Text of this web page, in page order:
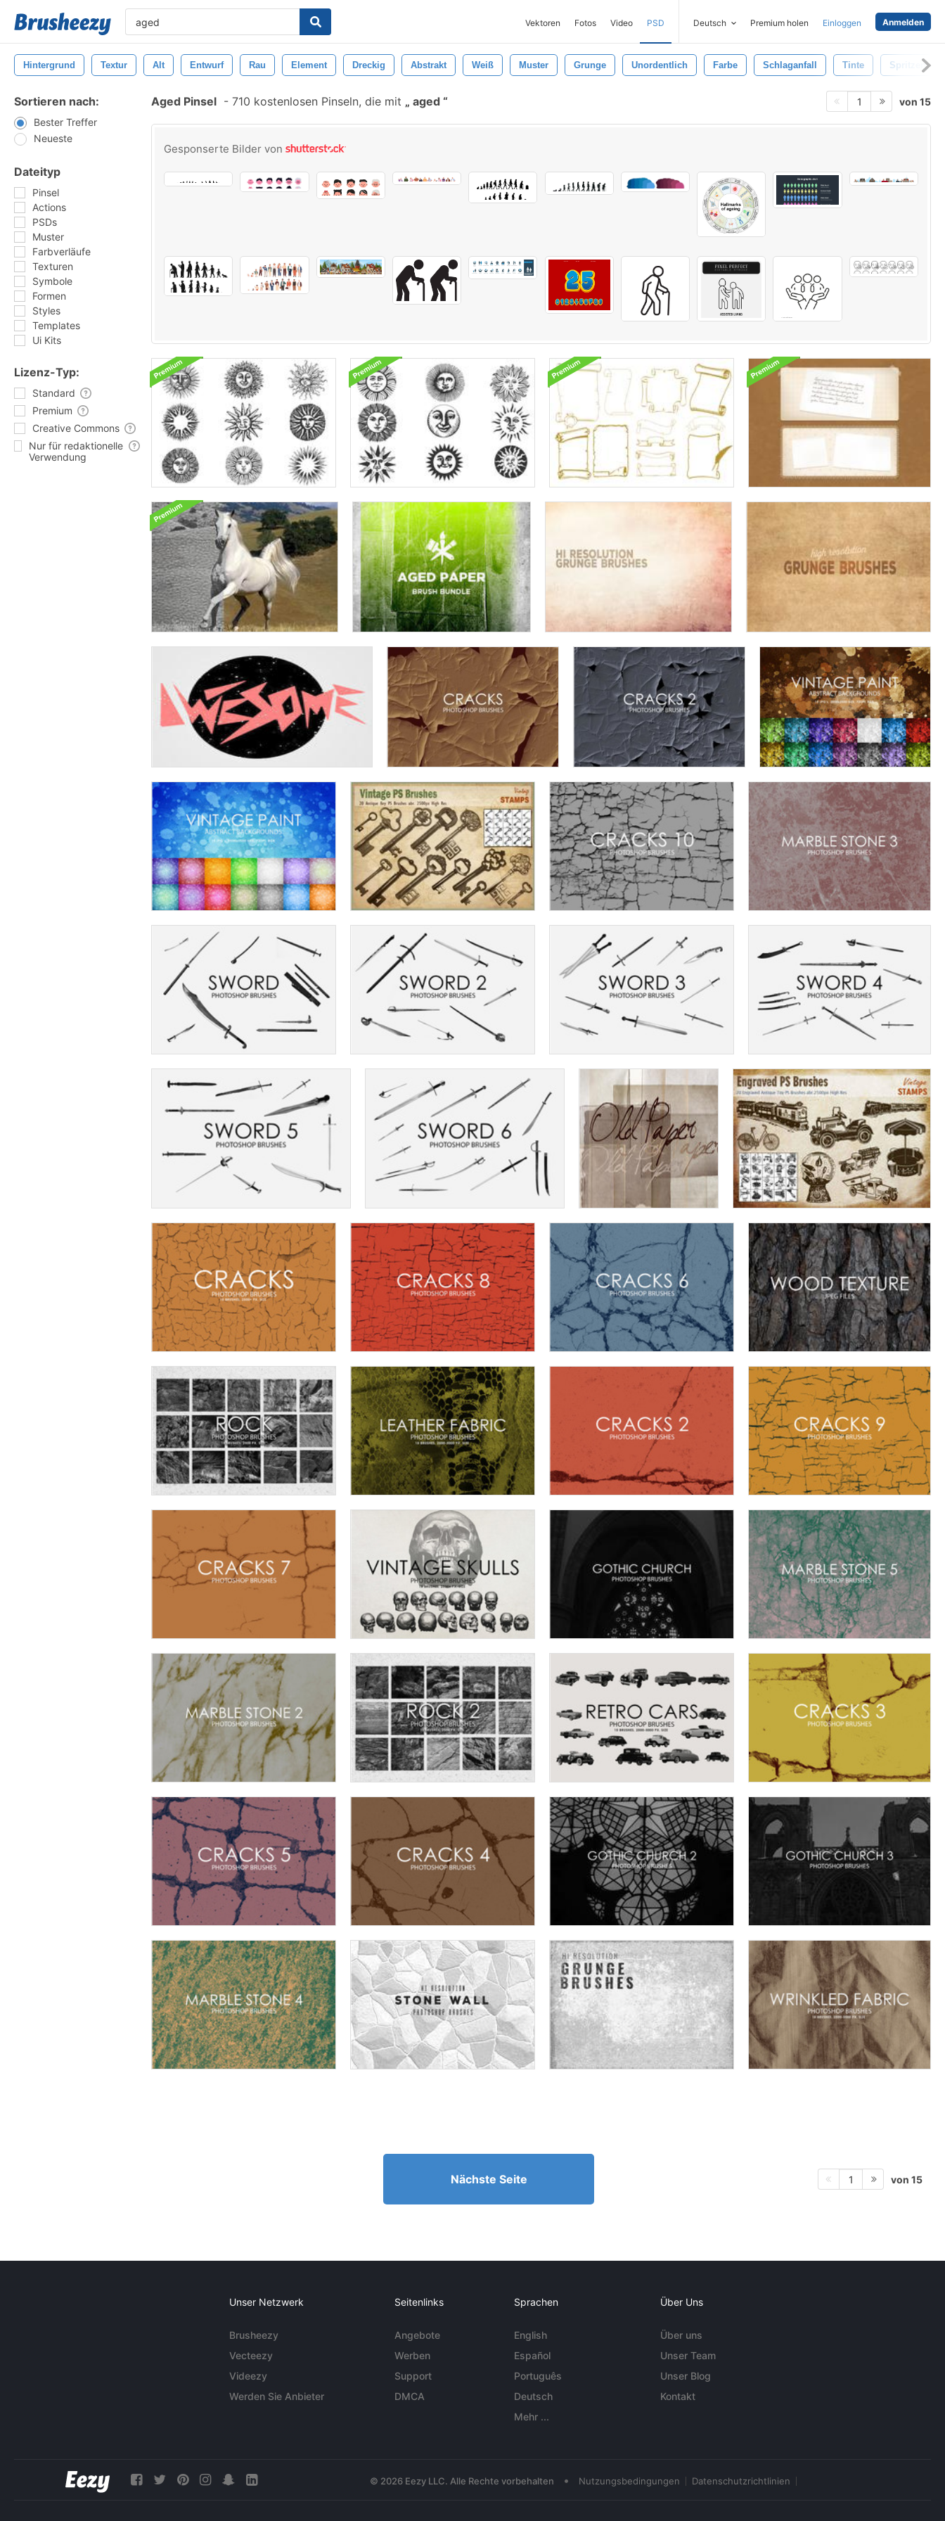
Vektoren Fotos Video PSD Deutsch Premium holen Einloggen Anmelden
Hintergrund Textur Alt Entwurf Rau Element Dreckig Abstrakt Weiß Muster Grunge Unordentlich Farbe Schlaganfall Tinte Spritzen
Sortieren nach:
Bester Treffer
Neueste
Dateityp
Pinsel
Actions
PSDs
Muster
Farbverläufe
Texturen
Symbole
Formen
Styles
Templates
Ui Kits
Lizenz-Typ:
Standard
Premium
Creative Commons
Nur für redaktionelle
Verwendung
Aged Pinsel - 710 kostenlosen Pinseln, die mit aged 1 von 15
Gesponserte Bilder von
Nächste Seite 1 von 15
Unser Netzwerk
Brusheezy
Vecteezy
Videezy
Werden Sie Anbieter
Seitenlinks
Angebote
Werben
Support
DMCA
Sprachen
English
Español
Português
Deutsch
Mehr ...
Über Uns
Über uns
Unser Team
Unser Blog
Kontakt
© 2026 Eezy LLC. Alle Rechte vorbehalten • Nutzungsbedingungen Datenschutzrichtlinien